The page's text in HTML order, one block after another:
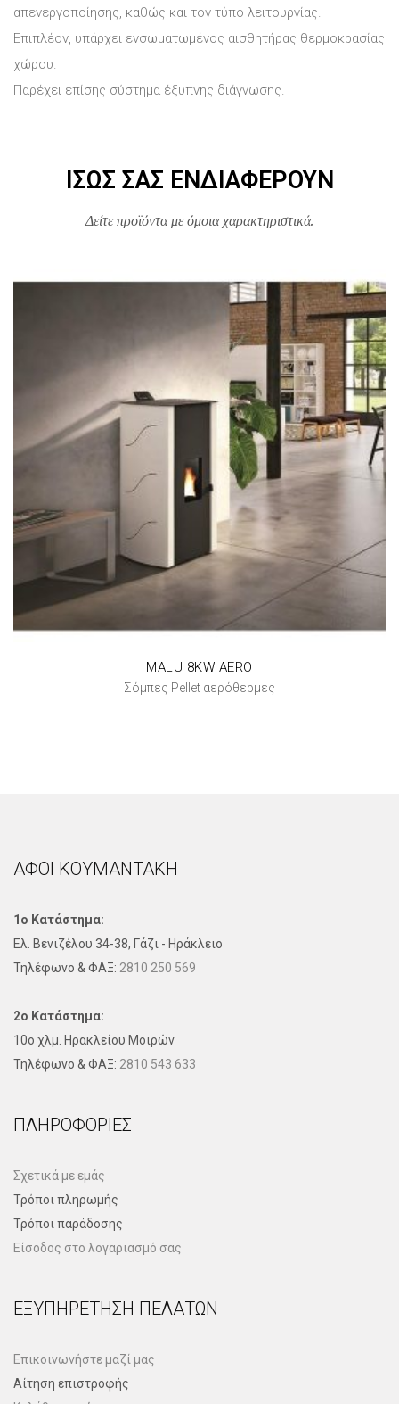
απενεργοποίησης, καθώς και τον τύπο λειτουργίας.
Επιπλέον, υπάρχει ενσωματωμένος αισθητήρας θερμοκρασίας
χώρου.
Παρέχει επίσης σύστημα έξυπνης διάγνωσης.
ΊΣΩΣ ΣΑΣ ΕΝΔΙΑΦΈΡΟΥΝ
Δείτε προϊόντα με όμοια χαρακτηριστικά.
MALU 8KW AERO
Σόμπες Pellet αερόθερμες
ΑΦΟΙ ΚΟΥΜΑΝΤΑΚΗ
1ο Κατάστημα:
Ελ. Βενιζέλου 34-38, Γάζι - Ηράκλειο
Τηλέφωνo & ΦΑΞ: 2810 250 569
2ο Κατάστημα:
10ο χλμ. Ηρακλείου Μοιρών
Τηλέφωνo & ΦΑΞ: 2810 543 633
ΠΛΗΡΟΦΟΡΊΕΣ
Σχετικά με εμάς
Τρόποι πληρωμής
Τρόποι παράδοσης
Είσοδος στο λογαριασμό σας
ΕΞΥΠΗΡΈΤΗΣΗ ΠΕΛΑΤΏΝ
Επικοινωνήστε μαζί μας
Αίτηση επιστροφής